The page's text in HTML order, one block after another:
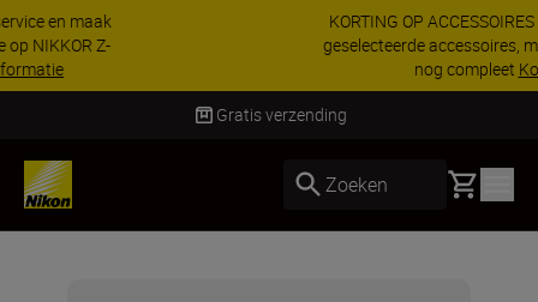
KORTING OP ACCESSOIRES | Bespaar 15% op
geselecteerde accessoires, maak je kit vandaag
Gratis verzending
Zoeken Basket